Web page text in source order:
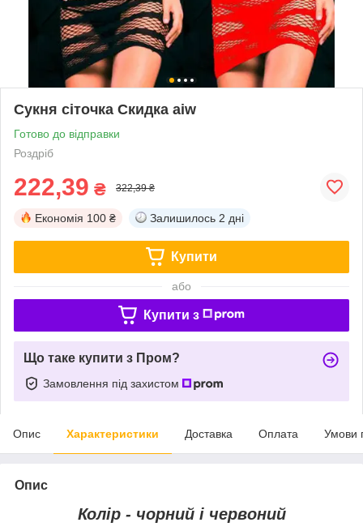
Сукня сіточка Скидка aiw
Готово до відправки
Роздріб
222,39 ₴ 322,39 ₴
Економія 100 ₴ Залишилось 2 дні
Купити
або
Купити з
Що таке купити з Пром?
Замовлення під захистом
Опис Характеристики Доставка Оплата Умови
Опис
Колір - чорний і червоний